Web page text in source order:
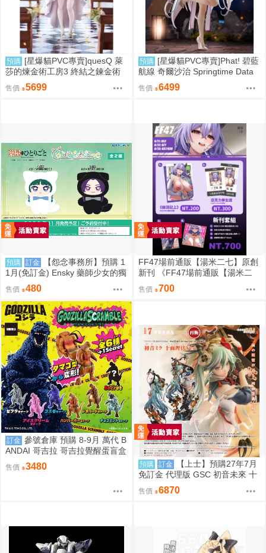
預購 [星爆貓PVC專賣]quesQ 萊
莎的煉金術工房3 終結之鍊金術
士與秘密鑰匙 萊莎琳・斯托特 婚
紗Ver. 1/7 預計2027/07到貨
售價 5699
預購 [星爆貓PVC專賣]Phat! 碧藍
航線 奇爾沙治 Springtime Data
預計2027/11到貨
售價 6499
預購 訂金
【怨念事務所】預購 1
1月(免訂金) Ensky 藥師少女的獨
語 Q版動物裝珠鍊布偶吊飾 娃娃
2款分售 0816
售價 480
FF47場前通販【湯米二七】原創
新刊 《FF47場前通販【湯米二
七】原創新刊 《綠鼎記上（下
略）》 壓克力磁吸滑軌學生證 感
證 簽感謝簽名板トミー27 ［箱庭
交響曲-通販］
售價 700
訂金 參號倉庫 預購 8-9月 萬代 B
ANDAI 哥吉拉 哥吉拉覺醒蛋盲盒
中盒12入 812超取免訂
售價 3480 預購 訂金
【上士】預購27年7月
免訂金 代理版 GSC 初音未來 十
面埋伏Ver. 1/7 再版
售價 6870